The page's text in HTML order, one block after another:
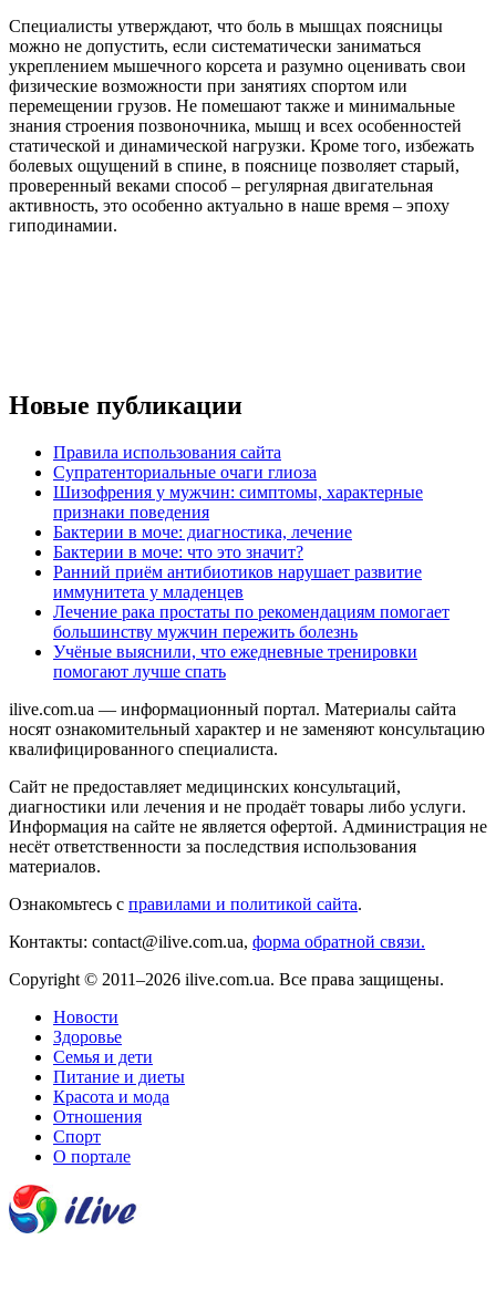
Специалисты утверждают, что боль в мышцах поясницы
можно не допустить, если систематически заниматься
укреплением мышечного корсета и разумно оценивать свои
физические возможности при занятиях спортом или
перемещении грузов. Не помешают также и минимальные
знания строения позвоночника, мышц и всех особенностей
статической и динамической нагрузки. Кроме того, избежать
болевых ощущений в спине, в пояснице позволяет старый,
проверенный веками способ – регулярная двигательная
активность, это особенно актуально в наше время – эпоху
гиподинамии.
Новые публикации
Правила использования сайта
Супратенториальные очаги глиоза
Шизофрения у мужчин: симптомы, характерные
признаки поведения
Бактерии в моче: диагностика, лечение
Бактерии в моче: что это значит?
Ранний приём антибиотиков нарушает развитие
иммунитета у младенцев
Лечение рака простаты по рекомендациям помогает
большинству мужчин пережить болезнь
Учёные выяснили, что ежедневные тренировки
помогают лучше спать
ilive.com.ua — информационный портал. Материалы сайта
носят ознакомительный характер и не заменяют консультацию
квалифицированного специалиста.
Сайт не предоставляет медицинских консультаций,
диагностики или лечения и не продаёт товары либо услуги.
Информация на сайте не является офертой. Администрация не
несёт ответственности за последствия использования
материалов.
Ознакомьтесь с правилами и политикой сайта.
Контакты: contact@ilive.com.ua, форма обратной связи.
Copyright © 2011–2026 ilive.com.ua. Все права защищены.
Новости
Здоровье
Семья и дети
Питание и диеты
Красота и мода
Отношения
Спорт
О портале